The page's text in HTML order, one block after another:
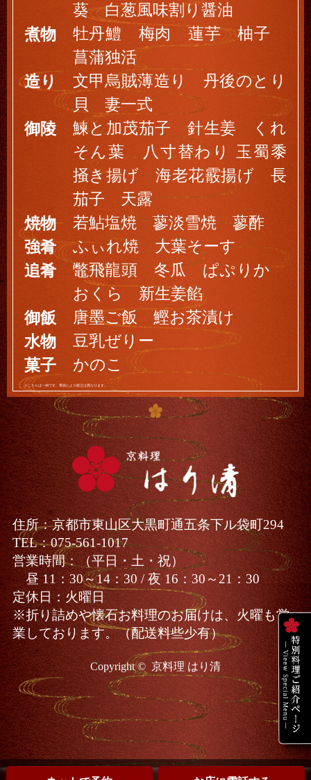
葵 白葱風味割り醤油
煮物
牡丹鱧 梅肉 蓮芋 柚子
菖蒲独活
造り
文甲烏賊薄造り 丹後のとり
貝 妻一式
御陵
鰊と加茂茄子 針生姜 くれ
そん葉 八寸替わり 玉蜀黍
掻き揚げ 海老花霰揚げ 長
茄子 天露
焼物
若鮎塩焼 蓼淡雪焼 蓼酢
強肴
ふぃれ焼 大葉そーす
追肴
鼈飛龍頭 冬瓜 ぱぷりか
おくら 新生姜餡
御飯
唐墨ご飯 鰹お茶漬け
水物
豆乳ぜりー
菓子
かのこ
※こちらは一例です。季節により献立は異なります。
住所：京都市東山区大黒町通五条下ル袋町294
TEL：075-561-1017
営業時間：（平日・土・祝）
昼 11：30～14：30 / 夜 16：30～21：30
定休日：火曜日
※折り詰めや懐石お料理のお届けは、火曜も営
業しております。（配送料些少有）
Copyright ©京料理 はり清